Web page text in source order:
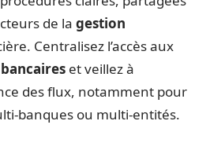
de la gestion
Centralisez l’accès aux
et veillez à
des flux, notamment pour
banques ou multi-entités.